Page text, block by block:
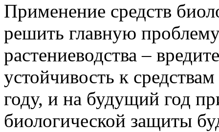
Применение средств
решить главную
растениеводства –
устойчивость к
году, и на будущий год
биологической защиты